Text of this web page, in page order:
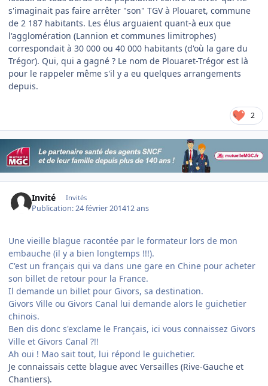
s'imaginait pas faire arrêter "son" TGV à Plouaret, commune
de 2 187 habitants. Les élus arguaient quant-à eux que
l'agglomération (Lannion et communes limitrophes)
correspondait à 30 000 ou 40 000 habitants (d'où la gare du
Trégor). Qui, qui a gagné ? Le nom de Plouaret-Trégor est là
pour le rappeler même s'il y a eu quelques arrangements
depuis.
2
Invité Invités
Publication:24 février 201412 ans
Une vieille blague racontée par le formateur lors de mon
embauche (il y a bien longtemps !!!).
C'est un français qui va dans une gare en Chine pour acheter
son billet de retour pour la France.
Il demande un billet pour Givors, sa destination.
Givors Ville ou Givors Canal lui demande alors le guichetier
chinois.
Ben dis donc s'exclame le Français, ici vous connaissez Givors
Ville et Givors Canal ?!!
Ah oui ! Mao sait tout, lui répond le guichetier.
Je connaissais cette blague avec Versailles (Rive-Gauche et
Chantiers).